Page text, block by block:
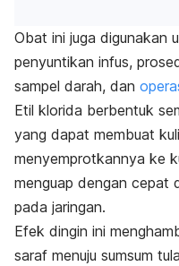
Obat ini juga digunakan
penyuntikan infus,
sampel darah, dan
Etil klorida berbentuk
yang dapat membuat
menyemprotkannya ke
menguap dengan cepat
pada jaringan.
Efek dingin ini
saraf menuju sumsum